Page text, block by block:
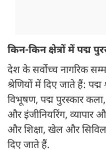
किन-किन क्षेत्रों में पद्म
देश के सर्वोच्च नागरिक
श्रेणियों में दिए जाते हैं:
विभूषण, पद्म पुरस्कार
और इंजीनियरिंग, व्यापार
और शिक्षा, खेल और
दिए जाते हैं.